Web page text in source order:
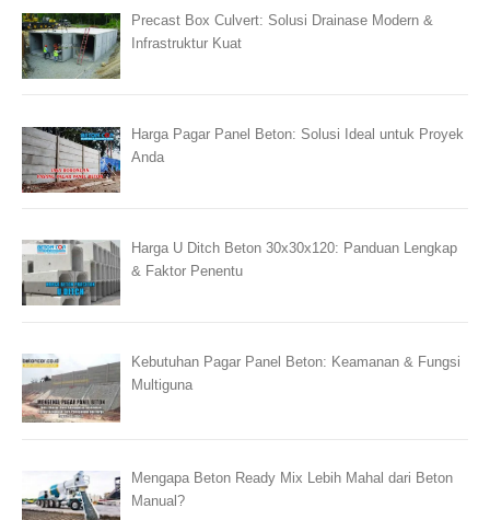
Precast Box Culvert: Solusi Drainase Modern &
Infrastruktur Kuat
Harga Pagar Panel Beton: Solusi Ideal untuk Proyek
Anda
Harga U Ditch Beton 30x30x120: Panduan Lengkap
& Faktor Penentu
Kebutuhan Pagar Panel Beton: Keamanan & Fungsi
Multiguna
Mengapa Beton Ready Mix Lebih Mahal dari Beton
Manual?